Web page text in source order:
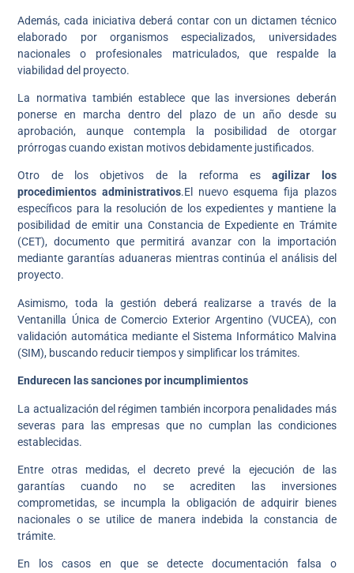
Además, cada iniciativa deberá contar con un dictamen técnico
elaborado por organismos especializados, universidades
nacionales o profesionales matriculados, que respalde la
viabilidad del proyecto.
La normativa también establece que las inversiones deberán
ponerse en marcha dentro del plazo de un año desde su
aprobación, aunque contempla la posibilidad de otorgar
prórrogas cuando existan motivos debidamente justificados.
Otro de los objetivos de la reforma esagilizar los
procedimientos administrativos.El nuevo esquema fija plazos
específicos para la resolución de los expedientes y mantiene la
posibilidad de emitir una Constancia de Expediente en Trámite
(CET), documento que permitirá avanzar con la importación
mediante garantías aduaneras mientras continúa el análisis del
proyecto.
Asimismo, toda la gestión deberá realizarse a través de la
Ventanilla Única de Comercio Exterior Argentino (VUCEA), con
validación automática mediante el Sistema Informático Malvina
(SIM), buscando reducir tiempos y simplificar los trámites.
Endurecen las sanciones por incumplimientos
La actualización del régimen también incorpora penalidades más
severas para las empresas que no cumplan las condiciones
establecidas.
Entre otras medidas, el decreto prevé la ejecución de las
garantías cuando no se acrediten las inversiones
comprometidas, se incumpla la obligación de adquirir bienes
nacionales o se utilice de manera indebida la constancia de
trámite.
En los casos en que se detecte documentación falsa o